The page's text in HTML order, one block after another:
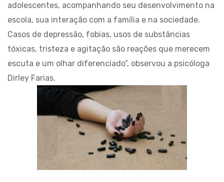
adolescentes, acompanhando seu desenvolvimento na
escola, sua interação com a família e na sociedade.
Casos de depressão, fobias, usos de substâncias
tóxicas, tristeza e agitação são reações que merecem
escuta e um olhar diferenciado”, observou a psicóloga
Dirley Farias.